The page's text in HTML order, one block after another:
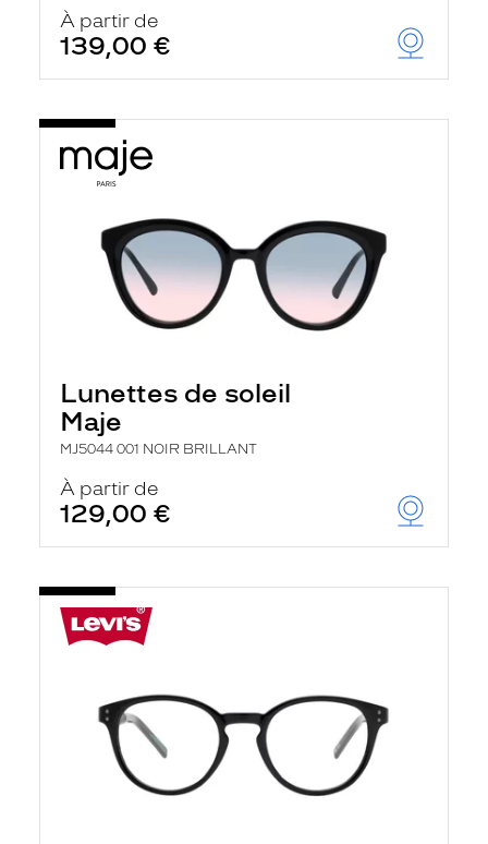
À partir de
139,00 €
Lunettes de soleil
Maje
MJ5044 001 NOIR BRILLANT
À partir de
129,00 €